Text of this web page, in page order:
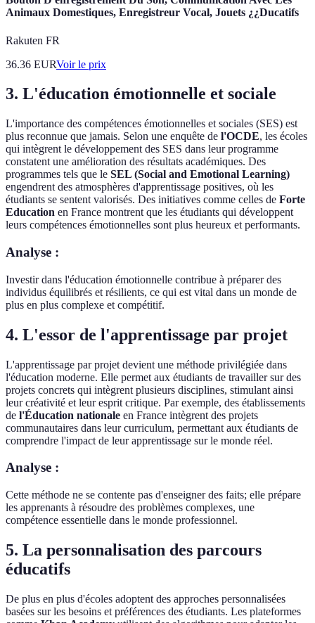
Animaux Domestiques, Enregistreur Vocal, Jouets ¿¿Ducatifs
Rakuten FR
36.36 EURVoir le prix
3. L'éducation émotionnelle et sociale
L'importance des compétences émotionnelles et sociales (SES) est
plus reconnue que jamais. Selon une enquête de l'OCDE, les écoles
qui intègrent le développement des SES dans leur programme
constatent une amélioration des résultats académiques. Des
programmes tels que le SEL (Social and Emotional Learning)
engendrent des atmosphères d'apprentissage positives, où les
étudiants se sentent valorisés. Des initiatives comme celles de Forte
Education en France montrent que les étudiants qui développent
leurs compétences émotionnelles sont plus heureux et performants.
Analyse :
Investir dans l'éducation émotionnelle contribue à préparer des
individus équilibrés et résilients, ce qui est vital dans un monde de
plus en plus complexe et compétitif.
4. L'essor de l'apprentissage par projet
L'apprentissage par projet devient une méthode privilégiée dans
l'éducation moderne. Elle permet aux étudiants de travailler sur des
projets concrets qui intègrent plusieurs disciplines, stimulant ainsi
leur créativité et leur esprit critique. Par exemple, des établissements
de l'Éducation nationale en France intègrent des projets
communautaires dans leur curriculum, permettant aux étudiants de
comprendre l'impact de leur apprentissage sur le monde réel.
Analyse :
Cette méthode ne se contente pas d'enseigner des faits; elle prépare
les apprenants à résoudre des problèmes complexes, une
compétence essentielle dans le monde professionnel.
5. La personnalisation des parcours
éducatifs
De plus en plus d'écoles adoptent des approches personnalisées
basées sur les besoins et préférences des étudiants. Les plateformes